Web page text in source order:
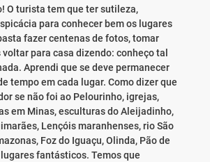
O turista tem que ter sutileza,
para conhecer bem os lugares
fazer centenas de fotos, tomar
para casa dizendo: conheço tal
Aprendi que se deve permanecer
tempo em cada lugar. Como dizer que
se não foi ao Pelourinho, igrejas,
em Minas, esculturas do Aleijadinho,
Lençóis maranhenses, rio São
Foz do Iguaçu, Olinda, Pão de
fantásticos. Temos que